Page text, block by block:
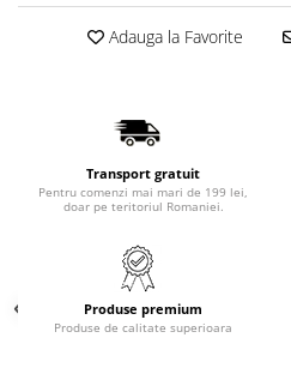
Adauga la Favorite
Transport gratuit
Pentru comenzi mai mari de 199 lei,
doar pe teritoriul Romaniei.
Produse premium
Produse de calitate superioara